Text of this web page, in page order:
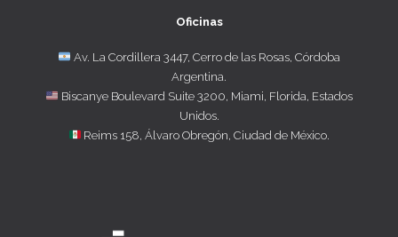
Oficinas
Av. La Cordillera 3447, Cerro de las Rosas, Córdoba
Argentina.
Biscanye Boulevard Suite 3200, Miami, Florida, Estados
Unidos.
Reims 158, Álvaro Obregón, Ciudad de México.